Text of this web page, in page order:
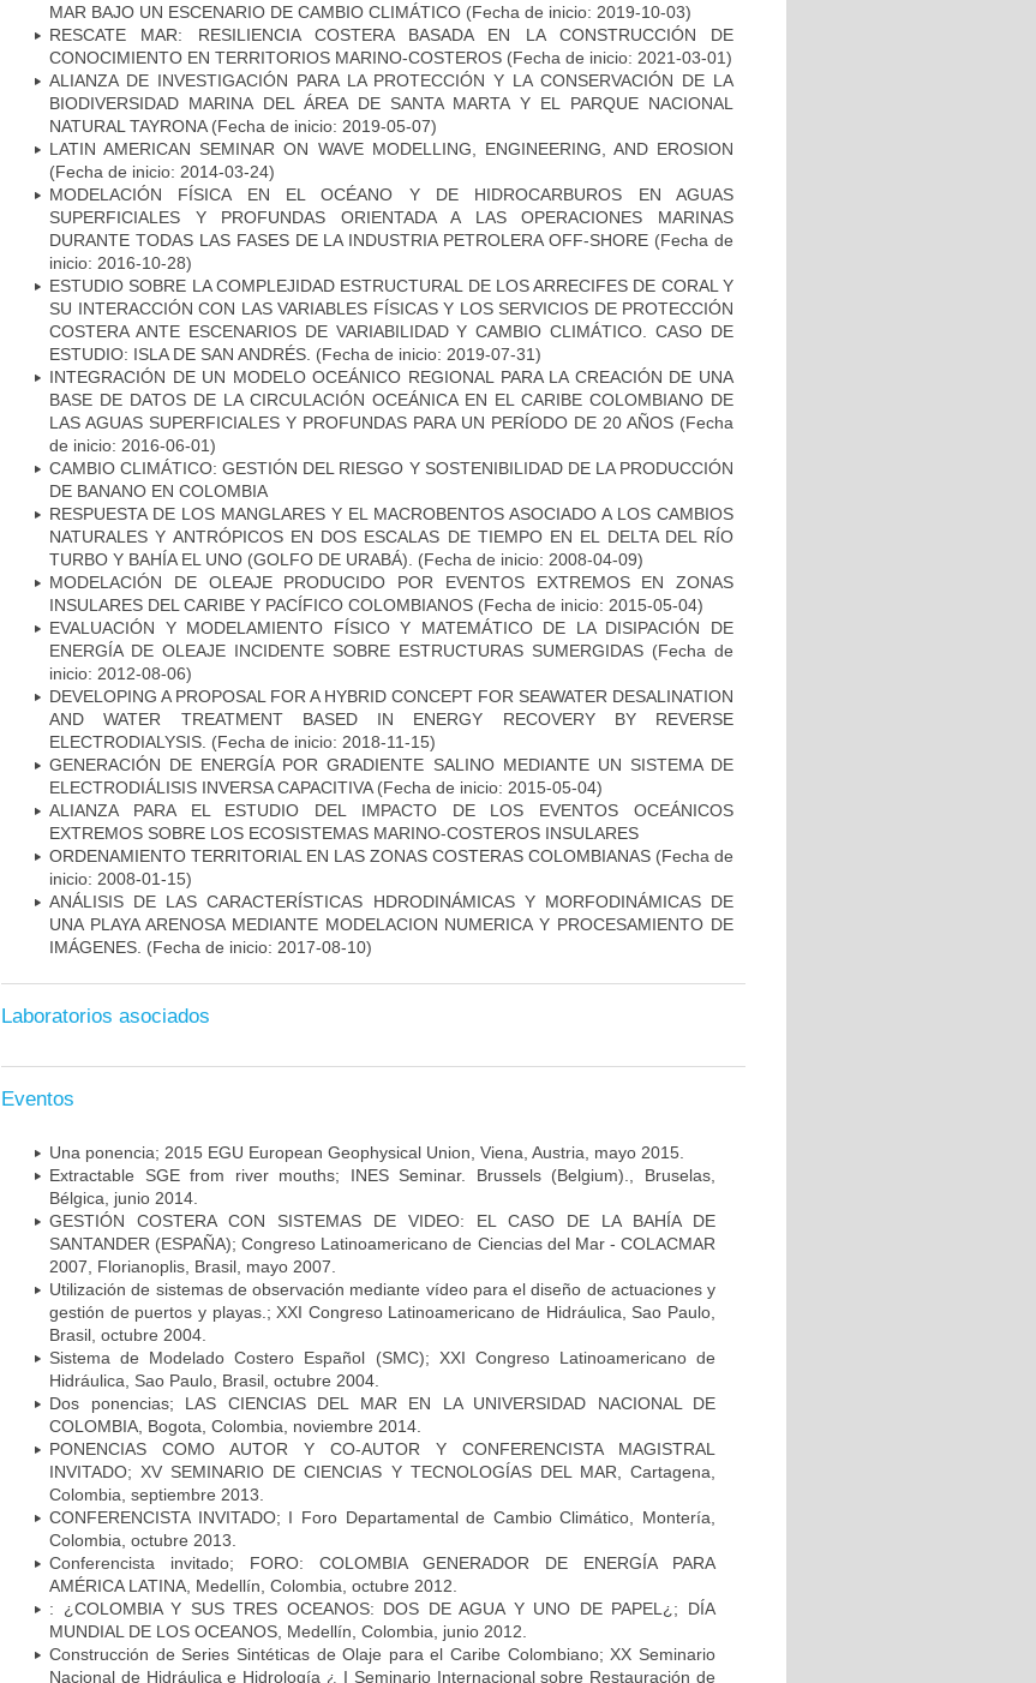
MAR BAJO UN ESCENARIO DE CAMBIO CLIMÁTICO (Fecha de inicio: 2019-10-03)
RESCATE MAR: RESILIENCIA COSTERA BASADA EN LA CONSTRUCCIÓN DE
CONOCIMIENTO EN TERRITORIOS MARINO-COSTEROS (Fecha de inicio: 2021-03-01)
ALIANZA DE INVESTIGACIÓN PARA LA PROTECCIÓN Y LA CONSERVACIÓN DE LA
BIODIVERSIDAD MARINA DEL ÁREA DE SANTA MARTA Y EL PARQUE NACIONAL
NATURAL TAYRONA(Fecha de inicio: 2019-05-07)
LATIN AMERICAN SEMINAR ON WAVE MODELLING, ENGINEERING, AND EROSION
(Fecha de inicio: 2014-03-24)
MODELACIÓN FÍSICA EN EL OCÉANO Y DE HIDROCARBUROS EN AGUAS
SUPERFICIALES Y PROFUNDAS ORIENTADA A LAS OPERACIONES MARINAS
DURANTE TODAS LAS FASES DE LA INDUSTRIA PETROLERA OFF-SHORE (Fecha de
inicio: 2016-10-28)
ESTUDIO SOBRE LA COMPLEJIDAD ESTRUCTURAL DE LOS ARRECIFES DE CORAL Y
SU INTERACCIÓN CON LAS VARIABLES FÍSICAS Y LOS SERVICIOS DE PROTECCIÓN
COSTERA ANTE ESCENARIOS DE VARIABILIDAD Y CAMBIO CLIMÁTICO. CASO DE
ESTUDIO: ISLA DE SAN ANDRÉS. (Fecha de inicio: 2019-07-31)
INTEGRACIÓN DE UN MODELO OCEÁNICO REGIONAL PARA LA CREACIÓN DE UNA
BASE DE DATOS DE LA CIRCULACIÓN OCEÁNICA EN EL CARIBE COLOMBIANO DE
LAS AGUAS SUPERFICIALES Y PROFUNDAS PARA UN PERÍODO DE 20 AÑOS (Fecha
de inicio: 2016-06-01)
CAMBIO CLIMÁTICO: GESTIÓN DEL RIESGO Y SOSTENIBILIDAD DE LA PRODUCCIÓN
DE BANANO EN COLOMBIA
RESPUESTA DE LOS MANGLARES Y EL MACROBENTOS ASOCIADO A LOS CAMBIOS
NATURALES Y ANTRÓPICOS EN DOS ESCALAS DE TIEMPO EN EL DELTA DEL RÍO
TURBO Y BAHÍA EL UNO (GOLFO DE URABÁ).
(Fecha de inicio: 2008-04-09)
MODELACIÓN DE OLEAJE PRODUCIDO POR EVENTOS EXTREMOS EN ZONAS
INSULARES DEL CARIBE Y PACÍFICO COLOMBIANOS (Fecha de inicio: 2015-05-04)
EVALUACIÓN Y MODELAMIENTO FÍSICO Y MATEMÁTICO DE LA DISIPACIÓN DE
ENERGÍA DE OLEAJE INCIDENTE SOBRE ESTRUCTURAS SUMERGIDAS (Fecha de
inicio: 2012-08-06)
DEVELOPING A PROPOSAL FOR A HYBRID CONCEPT FOR SEAWATER DESALINATION
AND WATER TREATMENT BASED IN ENERGY RECOVERY BY REVERSE
ELECTRODIALYSIS. (Fecha de inicio: 2018-11-15)
GENERACIÓN DE ENERGÍA POR GRADIENTE SALINO MEDIANTE UN SISTEMA DE
ELECTRODIÁLISIS INVERSA CAPACITIVA(Fecha de inicio: 2015-05-04)
ALIANZA PARA EL ESTUDIO DEL IMPACTO DE LOS EVENTOS OCEÁNICOS
EXTREMOS SOBRE LOS ECOSISTEMAS MARINO-COSTEROS INSULARES
ORDENAMIENTO TERRITORIAL EN LAS ZONAS COSTERAS COLOMBIANAS (Fecha de
inicio: 2008-01-15)
ANÁLISIS DE LAS CARACTERÍSTICAS HDRODINÁMICAS Y MORFODINÁMICAS DE
UNA PLAYA ARENOSA MEDIANTE MODELACION NUMERICA Y PROCESAMIENTO DE
IMÁGENES. (Fecha de inicio: 2017-08-10)
Laboratorios asociados
Eventos
Una ponencia; 2015 EGU European Geophysical Union, Viena, Austria, mayo 2015.
Extractable SGE from river mouths; INES Seminar. Brussels (Belgium)., Bruselas,
Bélgica, junio 2014.
GESTIÓN COSTERA CON SISTEMAS DE VIDEO: EL CASO DE LA BAHÍA DE
SANTANDER (ESPAÑA); Congreso Latinoamericano de Ciencias del Mar - COLACMAR
2007, Florianoplis, Brasil, mayo 2007.
Utilización de sistemas de observación mediante vídeo para el diseño de actuaciones y
gestión de puertos y playas.; XXI Congreso Latinoamericano de Hidráulica, Sao Paulo,
Brasil, octubre 2004.
Sistema de Modelado Costero Español (SMC); XXI Congreso Latinoamericano de
Hidráulica, Sao Paulo, Brasil, octubre 2004.
Dos ponencias; LAS CIENCIAS DEL MAR EN LA UNIVERSIDAD NACIONAL DE
COLOMBIA, Bogota, Colombia, noviembre 2014.
PONENCIAS COMO AUTOR Y CO-AUTOR Y CONFERENCISTA MAGISTRAL
INVITADO; XV SEMINARIO DE CIENCIAS Y TECNOLOGÍAS DEL MAR, Cartagena,
Colombia, septiembre 2013.
CONFERENCISTA INVITADO; I Foro Departamental de Cambio Climático, Montería,
Colombia, octubre 2013.
Conferencista invitado; FORO: COLOMBIA GENERADOR DE ENERGÍA PARA
AMÉRICA LATINA, Medellín, Colombia, octubre 2012.
: ¿COLOMBIA Y SUS TRES OCEANOS: DOS DE AGUA Y UNO DE PAPEL¿; DÍA
MUNDIAL DE LOS OCEANOS, Medellín, Colombia, junio 2012.
Construcción de Series Sintéticas de Olaje para el Caribe Colombiano; XX Seminario
Nacional de Hidráulica e Hidrología ¿ I Seminario Internacional sobre Restauración de